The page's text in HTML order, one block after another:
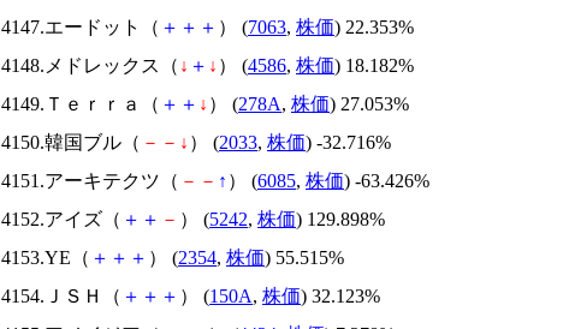
4147.エードット（ ＋ ＋ ＋ ） (7063, 株価) 22.353%
4148.メドレックス（ ↓ ＋ ↓ ） (4586, 株価) 18.182%
4149.Ｔｅｒｒａ（ ＋ ＋ ↓ ） (278A, 株価) 27.053%
4150.韓国ブル（ － － ↓ ） (2033, 株価) -32.716%
4151.アーキテクツ（ － － ↑ ） (6085, 株価) -63.426%
4152.アイズ（ ＋ ＋ － ） (5242, 株価) 129.898%
4153.YE（ ＋ ＋ ＋ ） (2354, 株価) 55.515%
4154.ＪＳＨ（ ＋ ＋ ＋ ） (150A, 株価) 32.123%